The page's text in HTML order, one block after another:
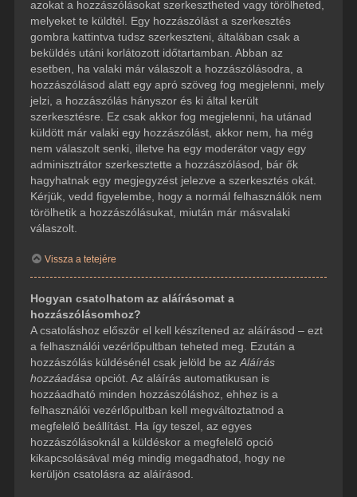
azokat a hozzászólásokat szerkesztheted vagy törölheted,
melyeket te küldtél. Egy hozzászólást a szerkesztés
gombra kattintva tudsz szerkeszteni, általában csak a
beküldés utáni korlátozott időtartamban. Abban az
esetben, ha valaki már válaszolt a hozzászólásodra, a
hozzászólásod alatt egy apró szöveg fog megjelenni, mely
jelzi, a hozzászólás hányszor és ki által került
szerkesztésre. Ez csak akkor fog megjelenni, ha utánad
küldött már valaki egy hozzászólást, akkor nem, ha még
nem válaszolt senki, illetve ha egy moderátor vagy egy
adminisztrátor szerkesztette a hozzászólásod, bár ők
hagyhatnak egy megjegyzést jelezve a szerkesztés okát.
Kérjük, vedd figyelembe, hogy a normál felhasználók nem
törölhetik a hozzászólásukat, miután már másvalaki
válaszolt.
Vissza a tetejére
Hogyan csatolhatom az aláírásomat a
hozzászólásomhoz?
A csatoláshoz először el kell készítened az aláírásod – ezt
a felhasználói vezérlőpultban teheted meg. Ezután a
hozzászólás küldésénél csak jelöld be az Aláírás
hozzáadása opciót. Az aláírás automatikusan is
hozzáadható minden hozzászóláshoz, ehhez is a
felhasználói vezérlőpultban kell megváltoztatnod a
megfelelő beállítást. Ha így teszel, az egyes
hozzászólásoknál a küldéskor a megfelelő opció
kikapcsolásával még mindig megadhatod, hogy ne
kerüljön csatolásra az aláírásod.